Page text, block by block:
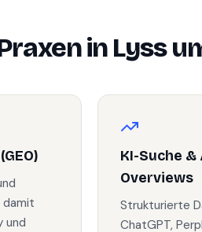
in Lyss
und
KI-Suche &
Overviews
Strukturierte
ChatGPT,